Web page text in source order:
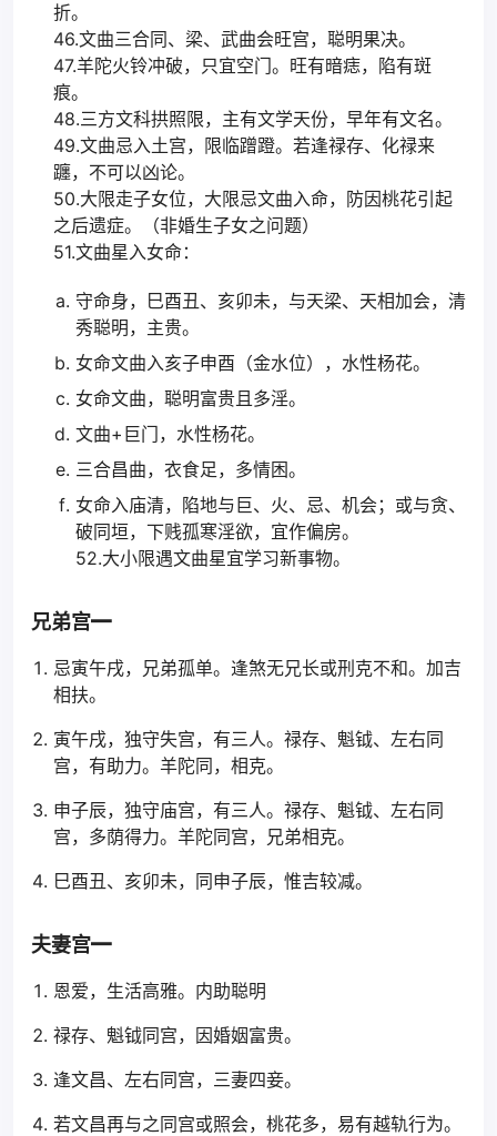
折。
46.文曲三合同、梁、武曲会旺宫，聪明果决。
47.羊陀火铃冲破，只宜空门。旺有暗痣，陷有斑
痕。
48.三方文科拱照限，主有文学天份，早年有文名。
49.文曲忌入土宫，限临蹭蹬。若逢禄存、化禄来
躔，不可以凶论。
50.大限走子女位，大限忌文曲入命，防因桃花引起
之后遗症。（非婚生子女之问题）
51.文曲星入女命：
守命身，巳酉丑、亥卯未，与天梁、天相加会，清
秀聪明，主贵。
女命文曲入亥子申酉（金水位），水性杨花。
女命文曲，聪明富贵且多淫。
文曲+巨门，水性杨花。
三合昌曲，衣食足，多情困。
女命入庙清，陷地与巨、火、忌、机会；或与贪、
破同垣，下贱孤寒淫欲，宜作偏房。
52.大小限遇文曲星宜学习新事物。
兄弟宫━
忌寅午戌，兄弟孤单。逢煞无兄长或刑克不和。加吉
相扶。
寅午戌，独守失宫，有三人。禄存、魁钺、左右同
宫，有助力。羊陀同，相克。
申子辰，独守庙宫，有三人。禄存、魁钺、左右同
宫，多荫得力。羊陀同宫，兄弟相克。
巳酉丑、亥卯未，同申子辰，惟吉较减。
夫妻宫━
恩爱，生活高雅。内助聪明
禄存、魁钺同宫，因婚姻富贵。
逢文昌、左右同宫，三妻四妾。
若文昌再与之同宫或照会，桃花多，易有越轨行为。